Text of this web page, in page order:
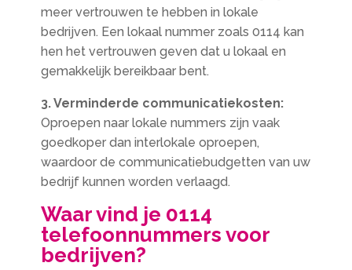
meer vertrouwen te hebben in lokale
bedrijven. Een lokaal nummer zoals 0114 kan
hen het vertrouwen geven dat u lokaal en
gemakkelijk bereikbaar bent.
3. Verminderde communicatiekosten:
Oproepen naar lokale nummers zijn vaak
goedkoper dan interlokale oproepen,
waardoor de communicatiebudgetten van uw
bedrijf kunnen worden verlaagd.
Waar vind je 0114
telefoonnummers voor
bedrijven?